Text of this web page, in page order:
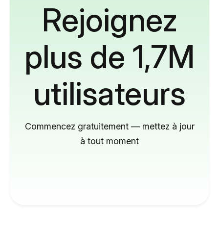
Rejoignez
plus de 1,7M
utilisateurs
Commencez gratuitement — mettez à jour
à tout moment